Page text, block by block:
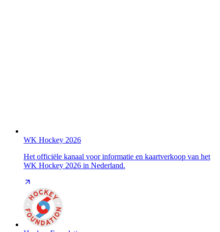
WK Hockey 2026
Het officiële kanaal voor informatie en kaartverkoop van het
WK Hockey 2026 in Nederland.